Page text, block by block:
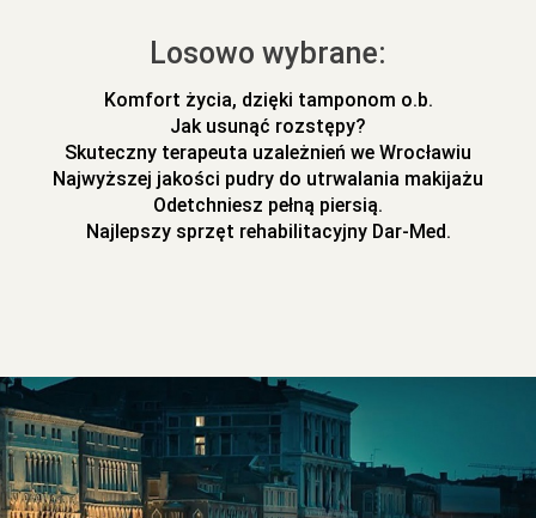
Losowo wybrane:
Komfort życia, dzięki tamponom o.b.
Jak usunąć rozstępy?
Skuteczny terapeuta uzależnień we Wrocławiu
Najwyższej jakości pudry do utrwalania makijażu
Odetchniesz pełną piersią.
Najlepszy sprzęt rehabilitacyjny Dar-Med.